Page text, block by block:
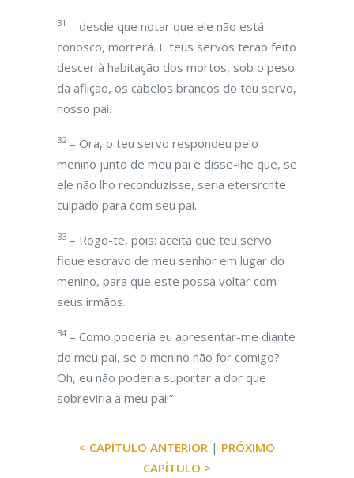
31 – desde que notar que ele não está
conosco, morrerá. E teus servos terão feito
descer à habitação dos mortos, sob o peso
da aflição, os cabelos brancos do teu servo,
nosso pai.
32– Ora, o teu servo respondeu pelo
menino junto de meu pai e disse-lhe que, se
ele não lho reconduzisse, seria etersrcnte
culpado para com seu pai.
33 – Rogo-te, pois: aceita que teu servo
fique escravo de meu senhor em lugar do
menino, para que este possa voltar com
seus irmãos.
34 – Como poderia eu apresentar-me diante
do meu pai, se o menino não for comigo?
Oh, eu não poderia suportar a dor que
sobreviria a meu pai!”
< CAPÍTULO ANTERIOR | PRÓXIMO
CAPÍTULO >